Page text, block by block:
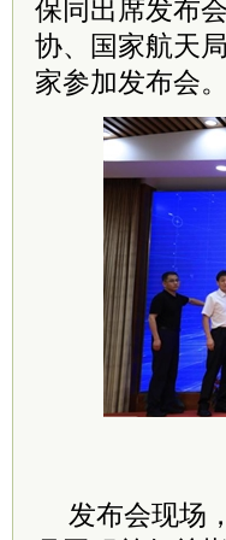
保同出席发布
协、国家航天
家参加发布会。
发布会现场